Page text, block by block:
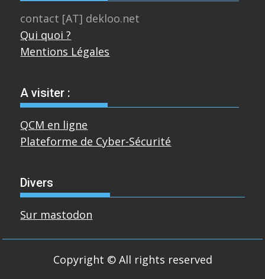
contact [AT] dekloo.net
Qui quoi ?
Mentions Légales
A visiter :
QCM en ligne
Plateforme de Cyber-Sécurité
Divers
Sur mastodon
Copyright © All rights reserved